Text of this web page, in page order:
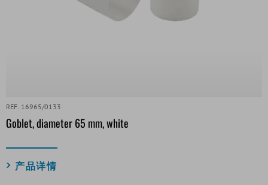
REF. 16965/0133
Goblet, diameter 65 mm, white
产品详情